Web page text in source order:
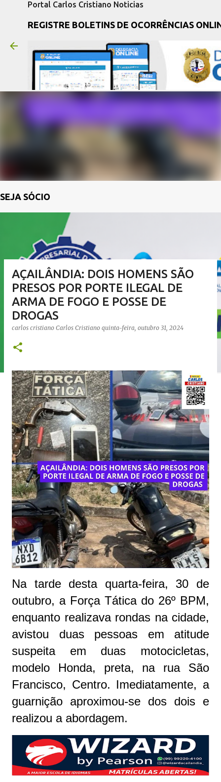
Portal Carlos Cristiano Noticias
REGISTRE BOLETINS DE OCORRÊNCIAS
SEJA SÓCIO
AÇAILÂNDIA: DOIS HOMENS SÃO
PRESOS POR PORTE ILEGAL DE
ARMA DE FOGO E POSSE DE
DROGAS
carlos cristiano Carlos Cristiano quinta-feira, outubro 31, 2024
Na tarde desta quarta-feira, 30 de
outubro, a Força Tática do 26º BPM,
enquanto realizava rondas na cidade,
avistou duas pessoas em atitude
suspeita em duas motocicletas,
modelo Honda, preta, na rua São
Francisco, Centro. Imediatamente, a
guarnição aproximou-se dos dois e
realizou a abordagem.